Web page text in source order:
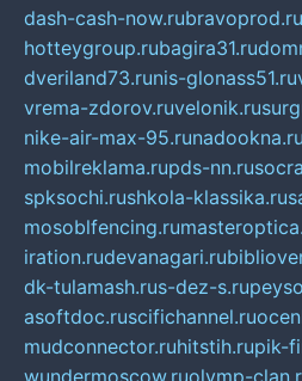
dash-cash-now.rubravoprod.ru
hotteygroup.rubagira31.ru
dveriland73.runis-glonass51.ru
vrema-zdorov.ruvelonik.ru
nike-air-max-95.runadookna.ru
mobilreklama.rupds-nn.ru
spksochi.rushkola-klassika.ru
mosoblfencing.ru
iration.rudevanagari.ru
dk-tulamash.rus-dez-s.ru
asoftdoc.ruscifichannel.ru
mudconnector.ruhitstih.rupik-
wundermoscow.ruolymp-